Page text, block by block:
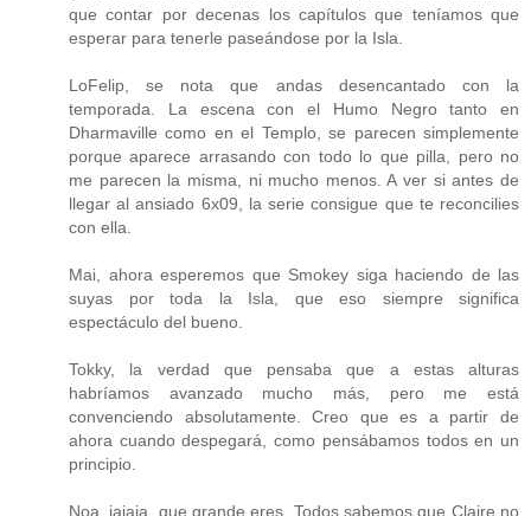
que contar por decenas los capítulos que teníamos que
esperar para tenerle paseándose por la Isla.
LoFelip, se nota que andas desencantado con la
temporada. La escena con el Humo Negro tanto en
Dharmaville como en el Templo, se parecen simplemente
porque aparece arrasando con todo lo que pilla, pero no
me parecen la misma, ni mucho menos. A ver si antes de
llegar al ansiado 6x09, la serie consigue que te reconcilies
con ella.
Mai, ahora esperemos que Smokey siga haciendo de las
suyas por toda la Isla, que eso siempre significa
espectáculo del bueno.
Tokky, la verdad que pensaba que a estas alturas
habríamos avanzado mucho más, pero me está
convenciendo absolutamente. Creo que es a partir de
ahora cuando despegará, como pensábamos todos en un
principio.
Noa, jajaja, que grande eres. Todos sabemos que Claire no